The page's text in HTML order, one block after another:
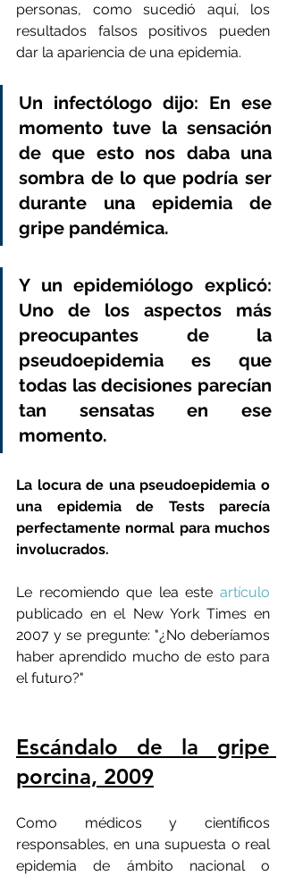
personas, como sucedió aquí, los
resultados falsos positivos pueden
dar la apariencia de una epidemia.
Un infectólogo dijo: En ese
momento tuve la sensación
de que esto nos daba una
sombra de lo que podría ser
durante una epidemia de
gripe pandémica.
Y un epidemiólogo explicó:
Uno de los aspectos más
preocupantes de la
pseudoepidemia es que
todas las decisiones parecían
tan sensatas en ese
momento.
La locura de una pseudoepidemia o
una epidemia de Tests parecía
perfectamente normal para muchos
involucrados.
Le recomiendo que lea este artículo
publicado en el New York Times en
2007 y se pregunte: "¿No deberíamos
haber aprendido mucho de esto para
el futuro?"
Escándalo de la gripe
porcina, 2009
Como médicos y científicos
responsables, en una supuesta o real
epidemia de ámbito nacional o